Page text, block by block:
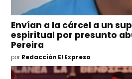
Envían a la cárcel a un
espiritual por presunto
Pereira
por Redacción El Expreso